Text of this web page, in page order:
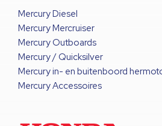
Mercury Diesel
Mercury Mercruiser
Mercury Outboards
Mercury / Quicksilver
Mercury in- en buitenboord
Mercury Accessoires